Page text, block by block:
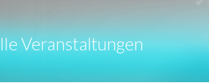
Veranstaltungen